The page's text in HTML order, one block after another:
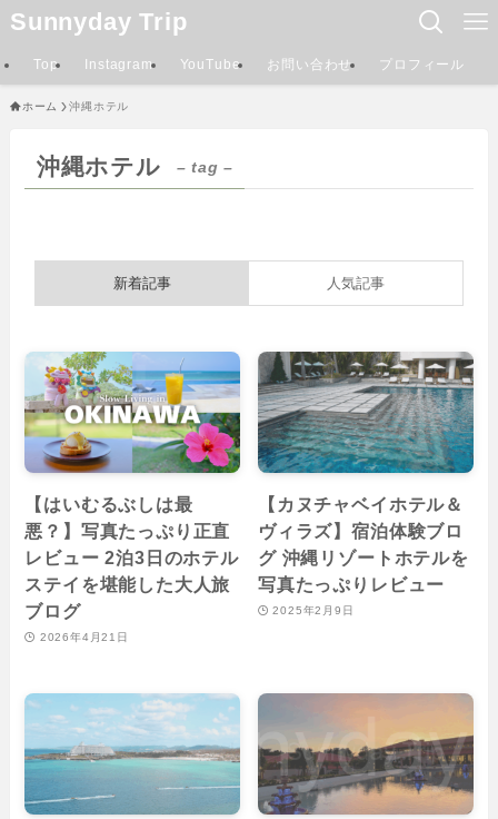
Sunnyday Trip
Top Instagram YouTube お問い合わせ プロフィール
ホーム 沖縄ホテル
沖縄ホテル – tag –
新着記事 人気記事
【はいむるぶしは最
悪？】写真たっぷり正直
レビュー 2泊3日のホテル
ステイを堪能した大人旅
ブログ
2026年4月21日
【カヌチャベイホテル＆
ヴィラズ】宿泊体験ブロ
グ 沖縄リゾートホテルを
写真たっぷりレビュー
2025年2月9日